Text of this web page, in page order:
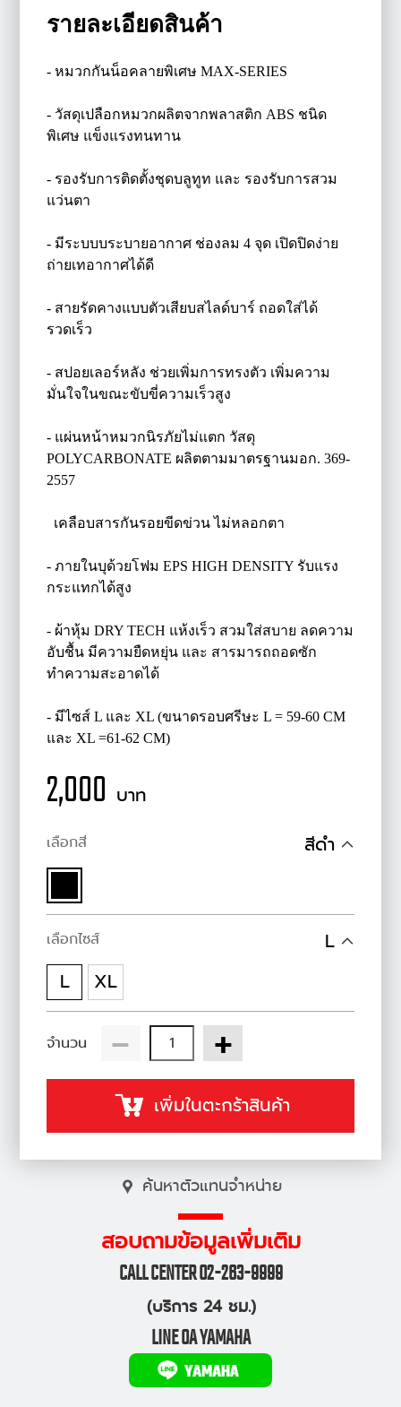
รายละเอียดสินค้า
- หมวกกันน็อคลายพิเศษ MAX-SERIES
- วัสดุเปลือกหมวกผลิตจากพลาสติก ABS ชนิด
พิเศษ แข็งแรงทนทาน
- รองรับการติดตั้งชุดบลูทูท และ รองรับการสวม
แว่นตา
- มีระบบบระบายอากาศ ช่องลม 4 จุด เปิดปิดง่าย
ถ่ายเทอากาศได้ดี
- สายรัดคางแบบตัวเสียบสไลด์บาร์ ถอดใส่ได้
รวดเร็ว
- สปอยเลอร์หลัง ช่วยเพิ่มการทรงตัว เพิ่มความ
มั่นใจในขณะขับขี่ความเร็วสูง
- แผ่นหน้าหมวกนิรภัยไม่แตก วัสดุ
POLYCARBONATE ผลิตตามมาตรฐานมอก. 369-
2557
เคลือบสารกันรอยขีดข่วน ไม่หลอกตา
- ภายในบุด้วยโฟม EPS HIGH DENSITY รับแรง
กระแทกได้สูง
- ผ้าหุ้ม DRY TECH แห้งเร็ว สวมใส่สบาย ลดความ
อับชื้น มีความยืดหยุ่น และ สารมารถถอดซัก
ทำความสะอาดได้
- มีไซส์ L และ XL (ขนาดรอบศรีษะ L = 59-60 CM
และ XL =61-62 CM)
2,000 บาท
เลือกสี สีดำ
เลือกไซส์
L
L
XL
จำนวน - +
เพิ่มในตะกร้าสินค้า
ค้นหาตัวแทนจำหน่าย
สอบถามข้อมูลเพิ่มเติม
CALL CENTER 02-263-9999
(บริการ 24 ชม.)
LINE OA YAMAHA